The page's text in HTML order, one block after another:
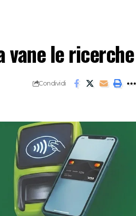
vane le ricerche
Condividi